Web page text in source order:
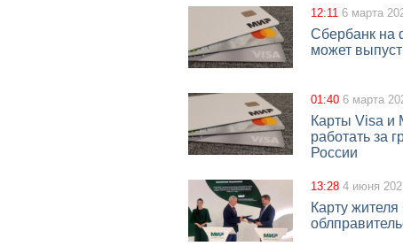
12:11 6 марта
Сбербанк на
может
01:40 6 марта
Карты Visa и
работать за
России
13:28 4 июня
Карту